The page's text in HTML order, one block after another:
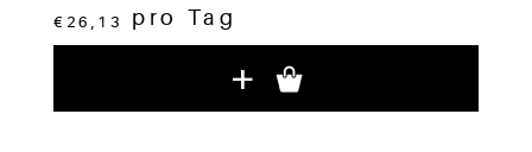
€26,13 pro Tag
+